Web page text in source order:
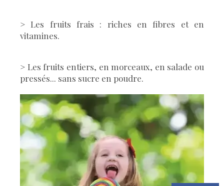
> Les fruits frais : riches en fibres et en
vitamines.
> Les fruits entiers, en morceaux, en salade ou
pressés... sans sucre en poudre.